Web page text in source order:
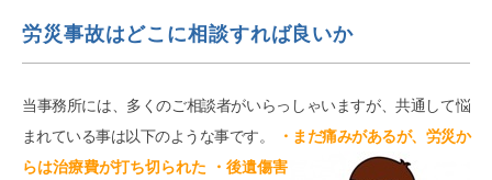
労災事故はどこに相談すれば良いか
当事務所には、多くのご相談者がいらっしゃいますが、共通して悩
まれている事は以下のような事です。
・まだ痛みがあるが、労災か
らは治療費が打ち切られた ・後遺傷害